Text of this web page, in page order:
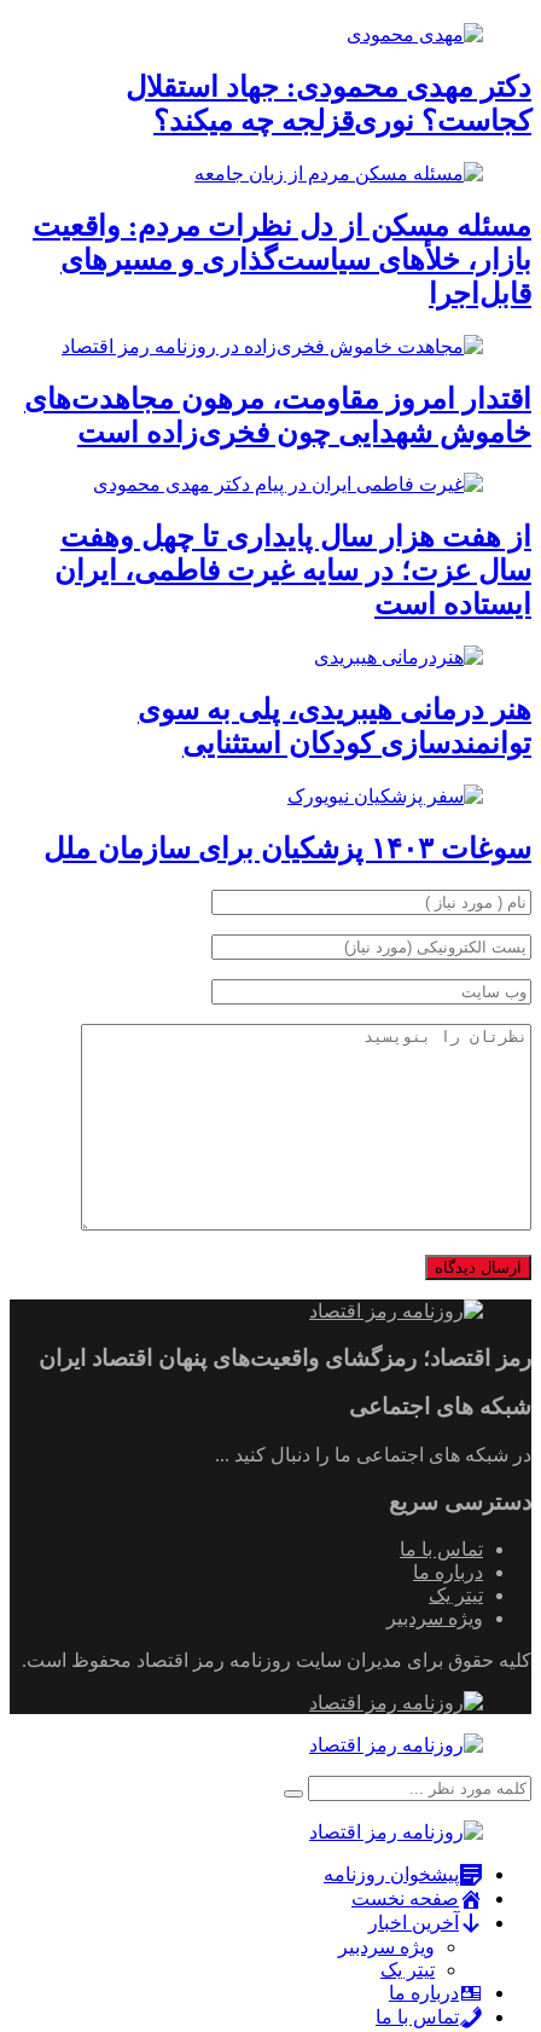
دکتر مهدی محمودی: جهاد استقلال
کجاست؟ نوری‌قزلجه چه میکند؟
مسئله مسکن از دل نظرات مردم: واقعیت
بازار، خلأهای سیاست‌گذاری و مسیرهای
قابل‌اجرا
اقتدار امروز مقاومت، مرهون مجاهدت‌های
خاموش شهدایی چون فخری‌زاده است
از هفت هزار سال پایدارى تا چهل وهفت
سال عزت؛ در سایه غیرت فاطمى، ایران
ایستاده است
هنر درمانى هیبریدى، پلى به سوى
توانمندسازى کودکان استثنایى
سوغات ۱۴۰۳ پزشکیان براى سازمان ملل
رمز اقتصاد؛ رمزگشای واقعیت‌های پنهان اقتصاد ایران
شبکه های اجتماعی
در شبکه های اجتماعی ما را دنبال کنید ...
دسترسی سریع
تماس با ما
درباره ما
تیتر یک
ویژه سردبیر
کلیه حقوق برای مدیران سایت روزنامه رمز اقتصاد محفوظ است.
پیشخوان روزنامه
صفحه نخست
آخرین اخبار
ویژه سردبیر
تیتر یک
درباره ما
تماس با ما